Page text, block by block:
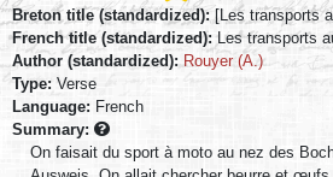
Breton title (standardized): [Les transports
French title (standardized):Les transports
Author (standardized): Rouyer (A.)
Type: Verse
Language: French
Summary:
On faisait du sport à moto au nez des